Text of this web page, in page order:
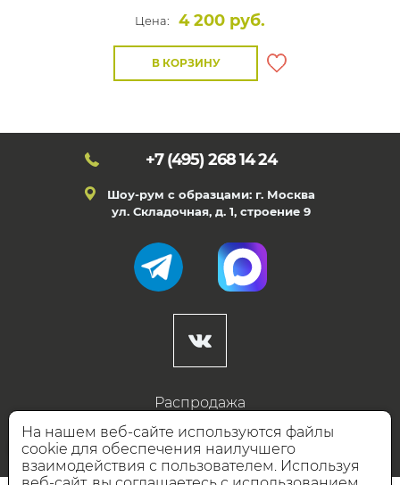
Цена:
4 200 руб.
В КОРЗИНУ
+7 (495) 268 14 24
Шоу-рум с образцами: г. Москва
ул. Складочная, д. 1, строение 9
Распродажа
Готовые дизайны
Дизайнерам
На нашем веб-сайте используются файлы
cookie для обеспечения наилучшего
взаимодействия с пользователем. Используя